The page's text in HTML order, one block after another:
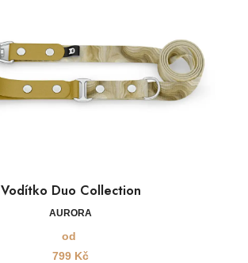
Vodítko Duo Collection
AURORA
od
799 Kč